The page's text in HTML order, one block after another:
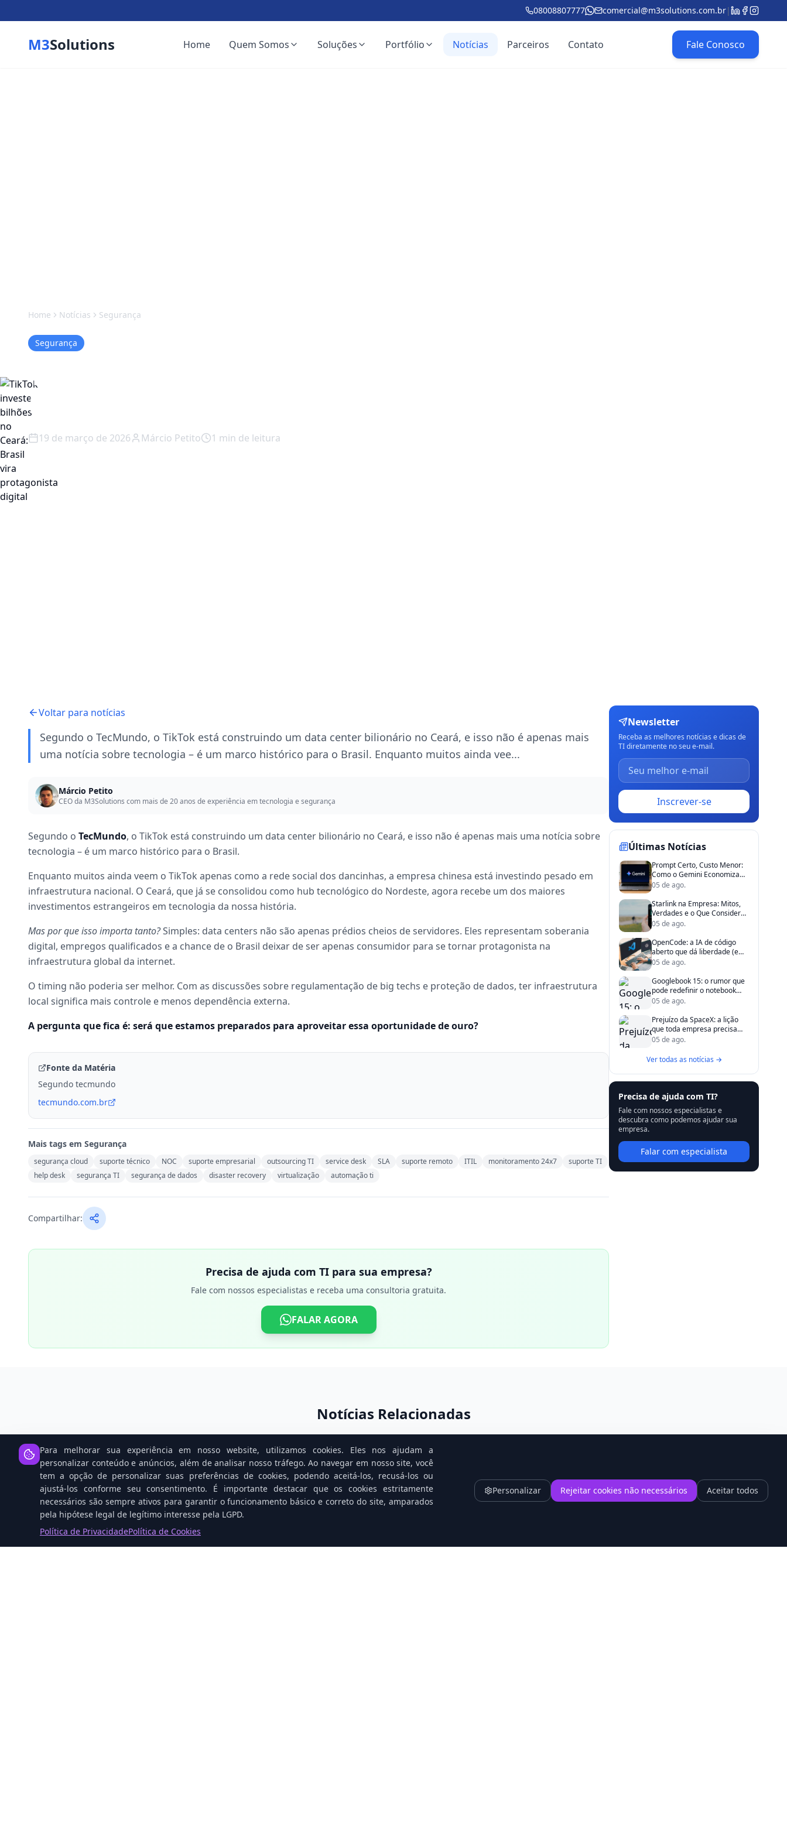
08008807777 comercial@m3solutions.com.br|
M3Solutions Home Quem Somos Soluções Portfólio Notícias Parceiros Contato Fale Conosco
Home Notícias Segurança
Segurança
TikTok investe bilhões no Ceará:
Brasil vira protagonista digital
19 de março de 2026 Márcio Petito 1 min de leitura
Voltar para notícias
Segundo o TecMundo, o TikTok está construindo um data center bilionário no Ceará, e isso não é apenas mais
uma notícia sobre tecnologia – é um marco histórico para o Brasil. Enquanto muitos ainda vee...
Márcio Petito
CEO da M3Solutions com mais de 20 anos de experiência em tecnologia e segurança
Segundo o TecMundo, o TikTok está construindo um data center bilionário no Ceará, e isso não é apenas mais uma notícia sobre
tecnologia – é um marco histórico para o Brasil.
Enquanto muitos ainda veem o TikTok apenas como a rede social dos dancinhas, a empresa chinesa está investindo pesado em
infraestrutura nacional. O Ceará, que já se consolidou como hub tecnológico do Nordeste, agora recebe um dos maiores
investimentos estrangeiros em tecnologia da nossa história.
Mas por que isso importa tanto?Simples: data centers não são apenas prédios cheios de servidores. Eles representam soberania
digital, empregos qualificados e a chance de o Brasil deixar de ser apenas consumidor para se tornar protagonista na
infraestrutura global da internet.
O timing não poderia ser melhor. Com as discussões sobre regulamentação de big techs e proteção de dados, ter infraestrutura
local significa mais controle e menos dependência externa.
A pergunta que fica é: será que estamos preparados para aproveitar essa oportunidade de ouro?
Fonte da Matéria
Segundo tecmundo
tecmundo.com.br
Mais tags em Segurança
segurança cloud suporte técnico NOC suporte empresarial outsourcing TI service desk SLA suporte remoto ITIL monitoramento 24x7
suporte TI
help desk
segurança TI segurança de dados disaster recovery virtualização automação ti
Compartilhar:
Precisa de ajuda com TI para sua empresa?
Fale com nossos especialistas e receba uma consultoria gratuita.
FALAR AGORA
Newsletter
Receba as melhores notícias e dicas de
TI diretamente no seu e-mail.
Inscrever-se
Últimas Notícias
Prompt Certo, Custo Menor:
Como o Gemini Economiza
Tempo (e Dinheiro) da Sua
05 de ago.
Starlink na Empresa: Mitos,
Verdades e o Que Considerar
Antes de Investir
05 de ago.
OpenCode: a IA de código
aberto que dá liberdade (e
economia) ao seu time de TI
05 de ago.
Googlebook 15: o rumor que
pode redefinir o notebook
corporativo
05 de ago.
Prejuízo da SpaceX: a lição
que toda empresa precisa
aprender sobre promessas e
05 de ago.
Ver todas as notícias →
Precisa de ajuda com TI?
Fale com nossos especialistas e
descubra como podemos ajudar sua
empresa.
Falar com especialista
Notícias Relacionadas
Para melhorar sua experiência em nosso website, utilizamos cookies. Eles nos ajudam a
personalizar conteúdo e anúncios, além de analisar nosso tráfego. Ao navegar em nosso site, você
tem a opção de personalizar suas preferências de cookies, podendo aceitá-los, recusá-los ou
ajustá-los conforme seu consentimento. É importante destacar que os cookies estritamente
necessários são sempre ativos para garantir o funcionamento básico e correto do site, amparados
pela hipótese legal de legítimo interesse pela LGPD.
Política de PrivacidadePolítica de Cookies
Personalizar Rejeitar cookies não necessários Aceitar todos